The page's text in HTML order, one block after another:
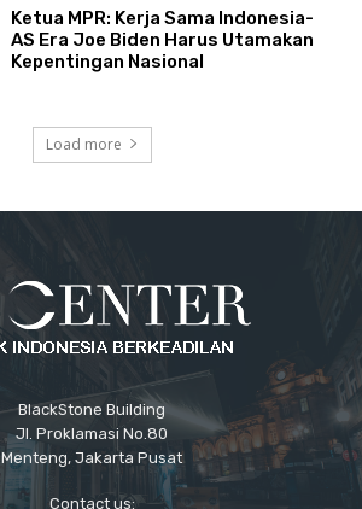
Ketua MPR: Kerja Sama Indonesia-
AS Era Joe Biden Harus Utamakan
Kepentingan Nasional
Load more
BlackStone Building
Jl. Proklamasi No.80
Menteng, Jakarta Pusat
Contact us: